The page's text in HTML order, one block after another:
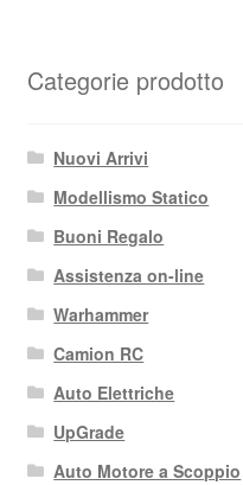
Categorie prodotto
Nuovi Arrivi
Modellismo Statico
Buoni Regalo
Assistenza on-line
Warhammer
Camion RC
Auto Elettriche
UpGrade
Auto Motore a Scoppio